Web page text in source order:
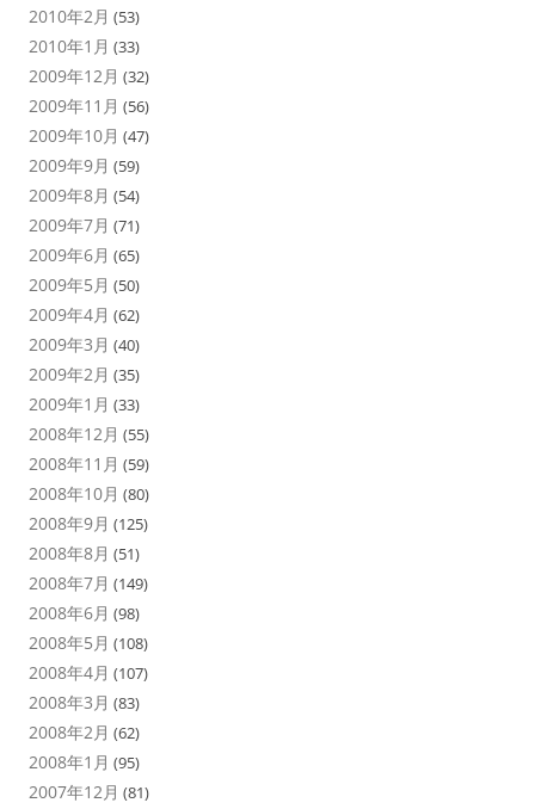
2010年2月 (53)
2010年1月 (33)
2009年12月 (32)
2009年11月 (56)
2009年10月 (47)
2009年9月 (59)
2009年8月 (54)
2009年7月 (71)
2009年6月 (65)
2009年5月 (50)
2009年4月 (62)
2009年3月 (40)
2009年2月 (35)
2009年1月 (33)
2008年12月 (55)
2008年11月 (59)
2008年10月 (80)
2008年9月 (125)
2008年8月 (51)
2008年7月 (149)
2008年6月 (98)
2008年5月 (108)
2008年4月 (107)
2008年3月 (83)
2008年2月 (62)
2008年1月 (95)
2007年12月 (81)